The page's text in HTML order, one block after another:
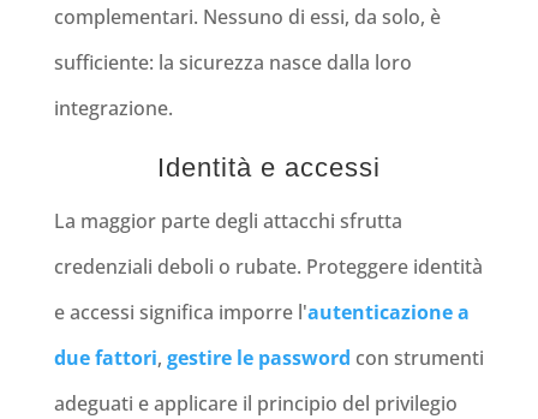
complementari. Nessuno di essi, da solo, è
sufficiente: la sicurezza nasce dalla loro
integrazione.
Identità e accessi
La maggior parte degli attacchi sfrutta
credenziali deboli o rubate. Proteggere identità
e accessi significa imporre l'autenticazione a
due fattori, gestire le password con strumenti
adeguati e applicare il principio del privilegio